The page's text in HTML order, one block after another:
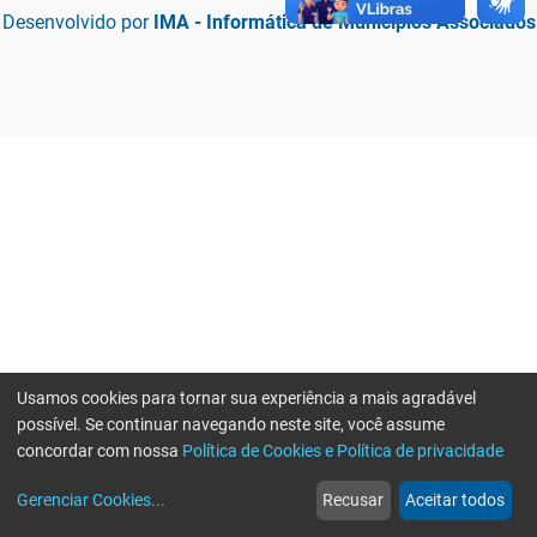
Desenvolvido por IMA - Informática de Municípios Associados
web
Notícias
more_horiz
Mais
Usamos cookies para tornar sua experiência a mais agradável
possível. Se continuar navegando neste site, você assume
concordar com nossa Política de Cookies e Política de privacidade
Gerenciar Cookies... Recusar Aceitar todos
Erro ao enviar informações, por favor tente novamente